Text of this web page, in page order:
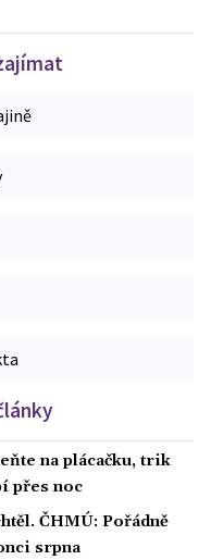
na plácačku, trik
přes noc
ČHMÚ: Pořádně
srpna